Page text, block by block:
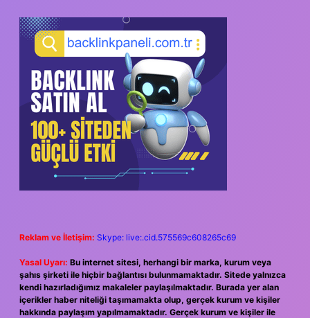
Reklam ve İletişim: Skype: live:.cid.575569c608265c69
Yasal Uyarı: Bu internet sitesi, herhangi bir marka, kurum veya
şahıs şirketi ile hiçbir bağlantısı bulunmamaktadır. Sitede yalnızca
kendi hazırladığımız makaleler paylaşılmaktadır. Burada yer alan
içerikler haber niteliği taşımamakta olup, gerçek kurum ve kişiler
hakkında paylaşım yapılmamaktadır. Gerçek kurum ve kişiler ile